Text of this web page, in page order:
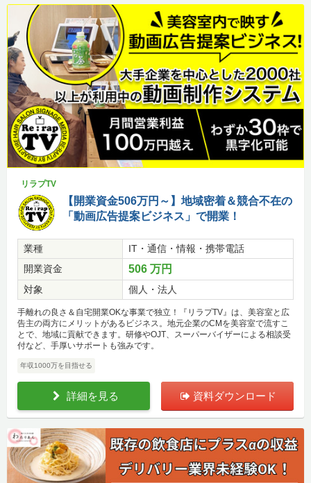
リラプTV
【開業資金506万円～】地域密着＆競合不在の
「動画広告提案ビジネス」で開業！
業種
IT・通信・情報・携帯電話
開業資金
506 万円
対象 個人・法人
手離れの良さ＆自宅開業OKな事業で独立！『リラプTV』は、美容室と広
告主の両方にメリットがあるビジネス。地元企業のCMを美容室で流すこ
とで、地域に貢献できます。研修やOJT、スーパーバイザーによる相談受
付など、手厚いサポートも強みです。
年収1000万を目指せる
詳細を見る 資料ダウンロード